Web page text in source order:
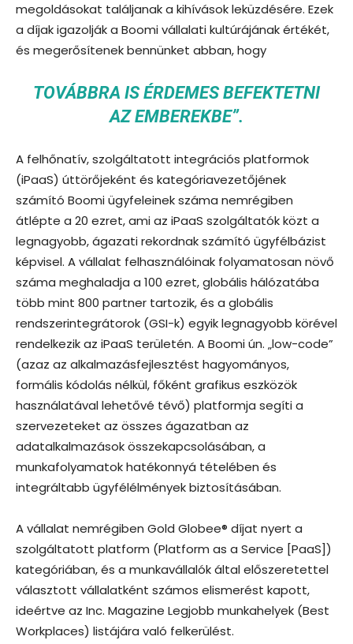
megoldásokat találjanak a kihívások leküzdésére. Ezek
a díjak igazolják a Boomi vállalati kultúrájának értékét,
és megerősítenek bennünket abban, hogy
TOVÁBBRA IS ÉRDEMES BEFEKTETNI
AZ EMBEREKBE”.
A felhőnatív, szolgáltatott integrációs platformok
(iPaaS) úttörőjeként és kategóriavezetőjének
számító Boomi ügyfeleinek száma nemrégiben
átlépte a 20 ezret, ami az iPaaS szolgáltatók közt a
legnagyobb, ágazati rekordnak számító ügyfélbázist
képvisel. A vállalat felhasználóinak folyamatosan növő
száma meghaladja a 100 ezret, globális hálózatába
több mint 800 partner tartozik, és a globális
rendszerintegrátorok (GSI-k) egyik legnagyobb körével
rendelkezik az iPaaS területén. A Boomi ún. „low-code”
(azaz az alkalmazásfejlesztést hagyományos,
formális kódolás nélkül, főként grafikus eszközök
használatával lehetővé tévő) platformja segíti a
szervezeteket az összes ágazatban az
adatalkalmazások összekapcsolásában, a
munkafolyamatok hatékonnyá tételében és
integráltabb ügyfélélmények biztosításában.
A vállalat nemrégiben Gold Globee® díjat nyert a
szolgáltatott platform (Platform as a Service [PaaS])
kategóriában, és a munkavállalók által előszeretettel
választott vállalatként számos elismerést kapott,
ideértve az Inc. Magazine Legjobb munkahelyek (Best
Workplaces) listájára való felkerülést.